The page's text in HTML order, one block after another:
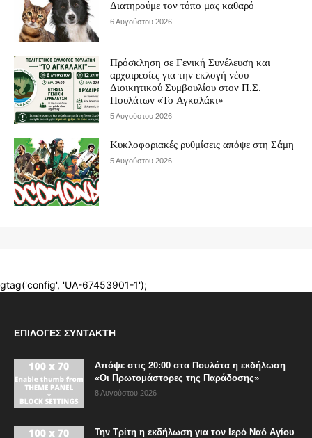
ΕΠΙΛΟΓΈΣ ΣΥΝΤΆΚΤΗ
Απόψε στις 20:00 στα Πουλάτα η εκδήλωση
«Οι Πρωτομάστορες της Παράδοσης»
8 Αυγούστου 2026
Την Τρίτη η εκδήλωση για τον Ιερό Ναό Αγίου